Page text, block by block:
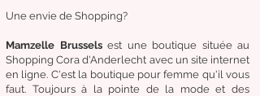
Une envie de Shopping?
Mamzelle Brussels est une boutique située au
Shopping Cora d'Anderlecht avec un site internet
en ligne. C'est la boutique pour femme qu'il vous
faut. Toujours à la pointe de la mode et des